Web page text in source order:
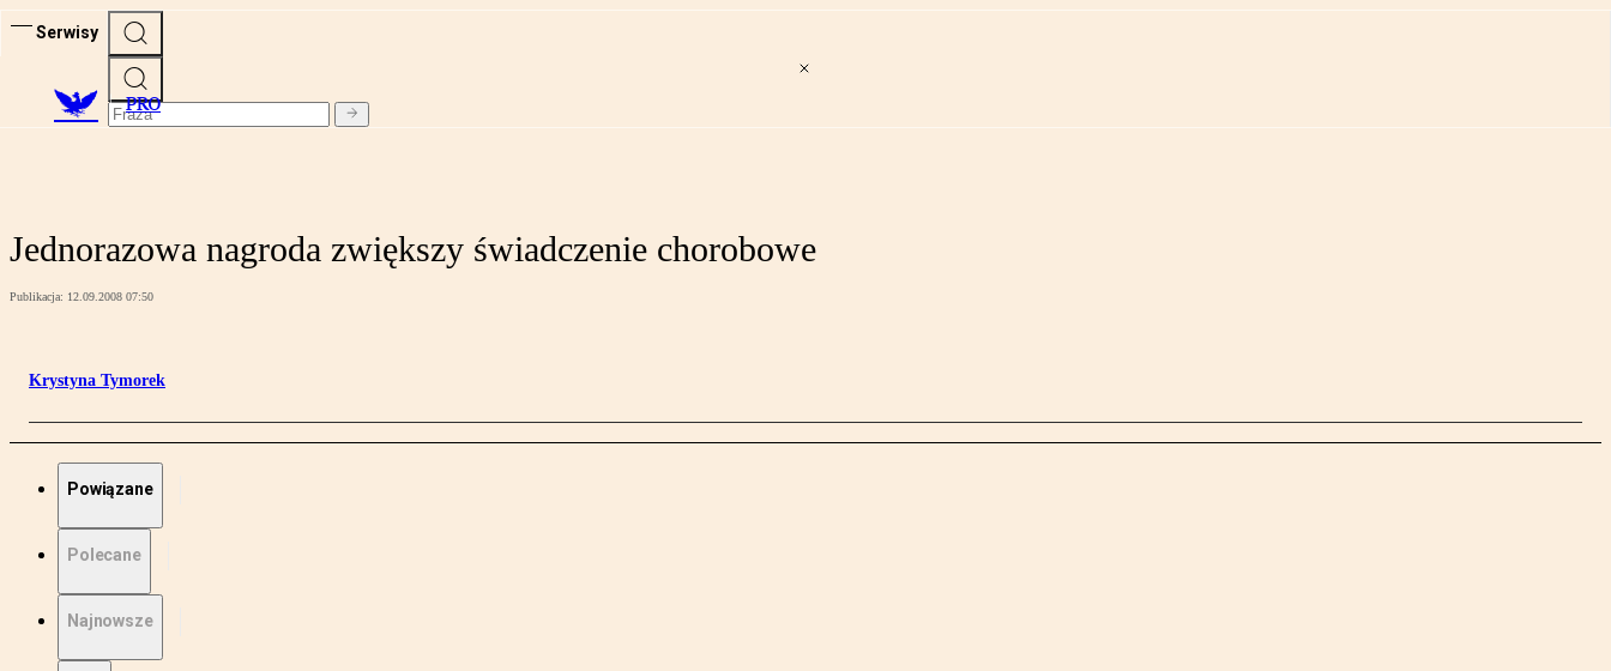
Serwisy
PRO
Jednorazowa nagroda zwiększy świadczenie chorobowe
Publikacja: 12.09.2008 07:50
Krystyna Tymorek
Powiązane
Polecane
Najnowsze